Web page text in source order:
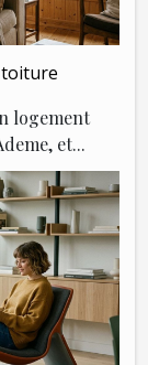
toiture
logement
et...